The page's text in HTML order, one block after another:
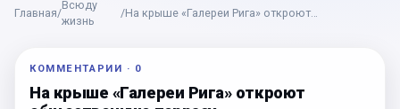
Главная/
Всюду
жизнь
/На крыше «Галереи Рига» откроют
КОММЕНТАРИИ · 0
На крыше «Галереи Рига» откроют